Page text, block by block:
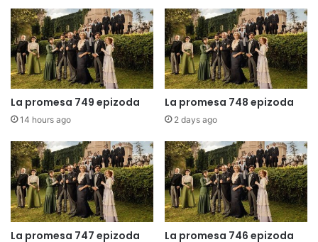
La promesa 749 epizoda
14 hours ago
La promesa 748 epizoda
2 days ago
La promesa 747 epizoda La promesa 746 epizoda